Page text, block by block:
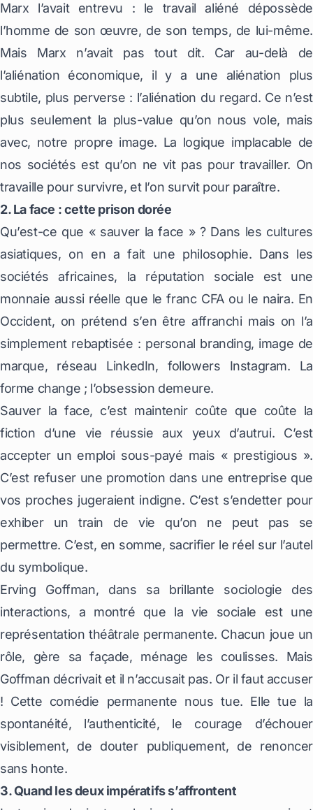
Marx l’avait entrevu : le travail aliéné dépossède
l’homme de son œuvre, de son temps, de lui-même.
Mais Marx n’avait pas tout dit. Car au-delà de
l’aliénation économique, il y a une aliénation plus
subtile, plus perverse : l’aliénation du regard. Ce n’est
plus seulement la plus-value qu’on nous vole, mais
avec, notre propre image. La logique implacable de
nos sociétés est qu’on ne vit pas pour travailler. On
travaille pour survivre, et l’on survit pour paraître.
2. La face : cette prison dorée
Qu’est-ce que « sauver la face » ? Dans les cultures
asiatiques, on en a fait une philosophie. Dans les
sociétés africaines, la réputation sociale est une
monnaie aussi réelle que le franc CFA ou le naira. En
Occident, on prétend s’en être affranchi mais on l’a
simplement rebaptisée : personal branding, image de
marque, réseau LinkedIn, followers Instagram. La
forme change ; l’obsession demeure.
Sauver la face, c’est maintenir coûte que coûte la
fiction d’une vie réussie aux yeux d’autrui. C’est
accepter un emploi sous-payé mais « prestigious ».
C’est refuser une promotion dans une entreprise que
vos proches jugeraient indigne. C’est s’endetter pour
exhiber un train de vie qu’on ne peut pas se
permettre. C’est, en somme, sacrifier le réel sur l’autel
du symbolique.
Erving Goffman, dans sa brillante sociologie des
interactions, a montré que la vie sociale est une
représentation théâtrale permanente. Chacun joue un
rôle, gère sa façade, ménage les coulisses. Mais
Goffman décrivait et il n’accusait pas. Or il faut accuser
! Cette comédie permanente nous tue. Elle tue la
spontanéité, l’authenticité, le courage d’échouer
visiblement, de douter publiquement, de renoncer
sans honte.
3. Quand les deux impératifs s’affrontent